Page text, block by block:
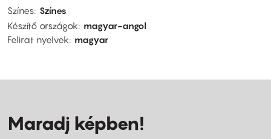
Színes Színes
Készítő országok
magyar-angol
Felirat nyelvek
magyar
Maradj képben!